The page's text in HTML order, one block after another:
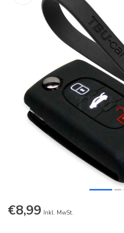
€8,99 Inkl. MwSt.